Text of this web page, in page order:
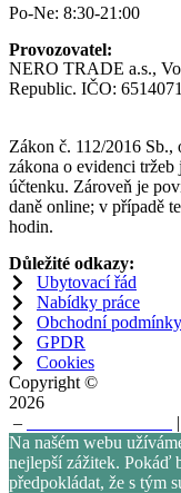
Po-Ne: 8:30-21:00
Provozovatel:
NERO TRADE a.s.,
Republic. IČO:
Zákon č. 112/2016 Sb.,
zákona o evidenci
účtenku. Zároveň je
daně online; v případě
hodin.
Důležité odkazy:
Ubytovací řád
Nabídky práce
Obchodní podmínky
GPDR
Cookies
Copyright ©
2026
–
Na našém webu
nejlepší zážitek. Pokáď
předpokládat, že s tým